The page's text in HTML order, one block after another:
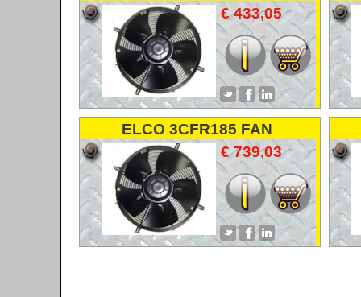
VENTILATOR LUFTER
€ 433,05
ELCO 3CFR185 FAN
VENTILATOR LUFTER
€ 739,03